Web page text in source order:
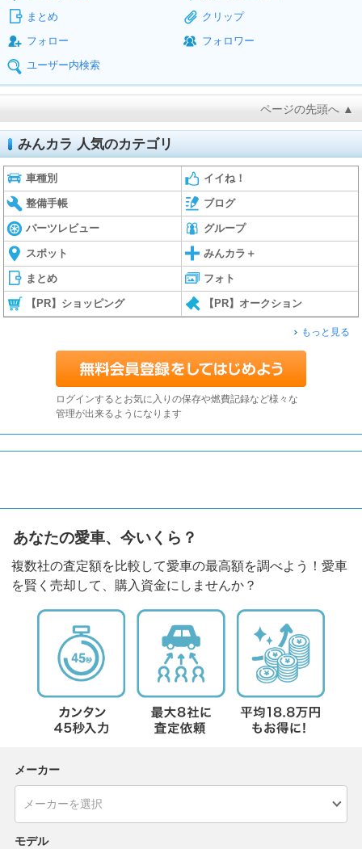
まとめ
クリップ
フォロー
フォロワー
ユーザー内検索
ページの先頭へ ▲
みんカラ 人気のカテゴリ
車種別 イイね！
整備手帳 ブログ
パーツレビュー グループ
スポット みんカラ＋
まとめ フォト
【PR】ショッピング 【PR】オークション
もっと見る
ログインするとお気に入りの保存や燃費記録など様々な
管理が出来るようになります
あなたの愛車、今いくら？
複数社の査定額を比較して愛車の最高額を調べよう！愛車
を賢く売却して、購入資金にしませんか？
メーカー
モデル